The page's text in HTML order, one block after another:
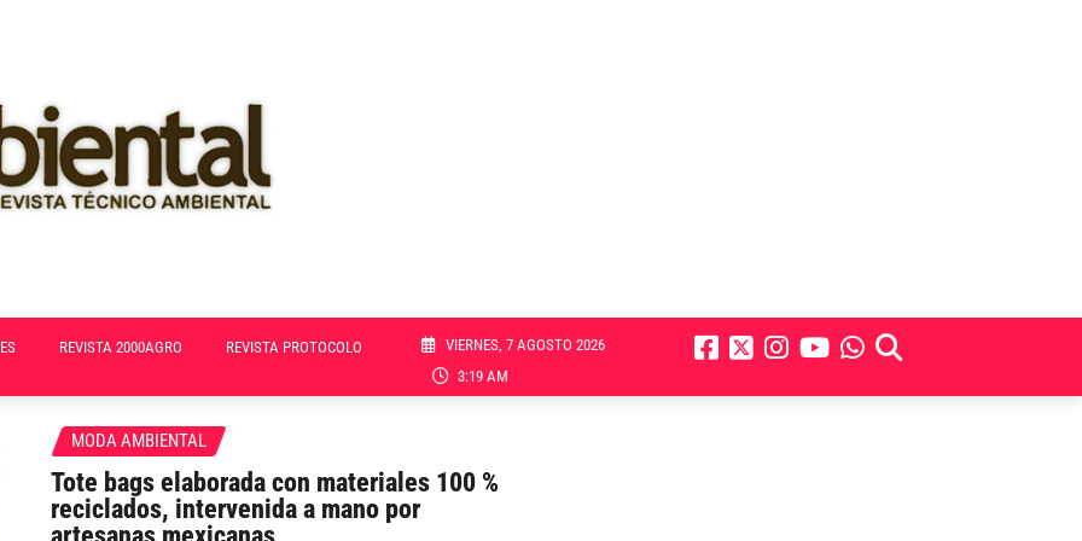
REVISTA 2000AGRO REVISTA PROTOCOLO
VIERNES, 7 AGOSTO 2026
3:19 AM
MODA AMBIENTAL
Tote bags elaborada con materiales 100 %
reciclados, intervenida a mano por
artesanas mexicanas